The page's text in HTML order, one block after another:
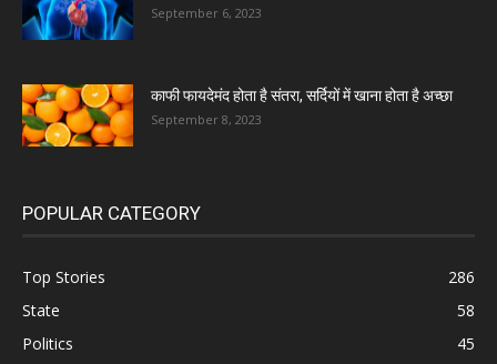
September 6, 2023
काफी फायदेमंद होता है संतरा, सर्दियों में खाना होता है अच्छा
September 8, 2023
POPULAR CATEGORY
Top Stories
286
State
58
Politics
45